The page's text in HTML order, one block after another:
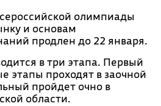
олимпиады
и основам
продлен до 22 января.
в три этапа. Первый
этапы проходят в заочной
пройдет очно в
области.